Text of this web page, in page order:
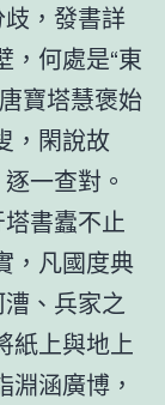
，發書詳
，何處是“東
寶塔慧褒始
，閑說故
一查對。
書蠹不止
，凡國度典
、兵家之
紙上與地上
涵廣博，